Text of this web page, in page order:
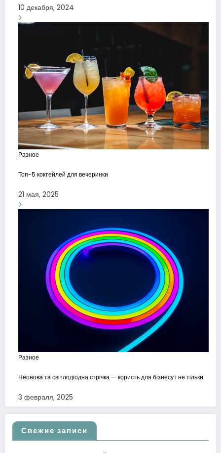
10 декабря, 2024
Разное
Топ-5 коктейлей для вечеринки
21 мая, 2025
Разное
Неонова та світлодіодна стрічка — користь для бізнесу і не тільки
3 февраля, 2025
Свежие записи